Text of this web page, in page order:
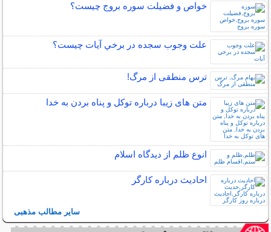
خواص و فضیلت سوره بروج چیست؟
علت وجوب سجده در برخي آيات چيست؟
ترس منطقی از مرگ!
متن های زیبا درباره توکل و پناه بردن به خدا
انوع ظلم از دیدگاه اسلام
احادیث درباره کارگر
سایر مطالب مذهبی